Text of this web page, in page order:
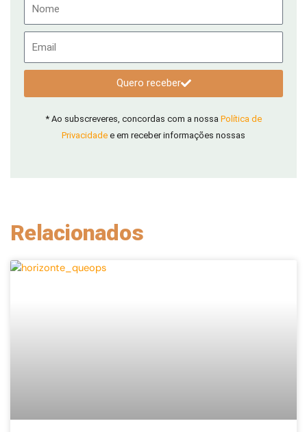
Quero receber
* Ao subscreveres, concordas com a nossa Política de
Privacidade e em receber informações nossas
Relacionados